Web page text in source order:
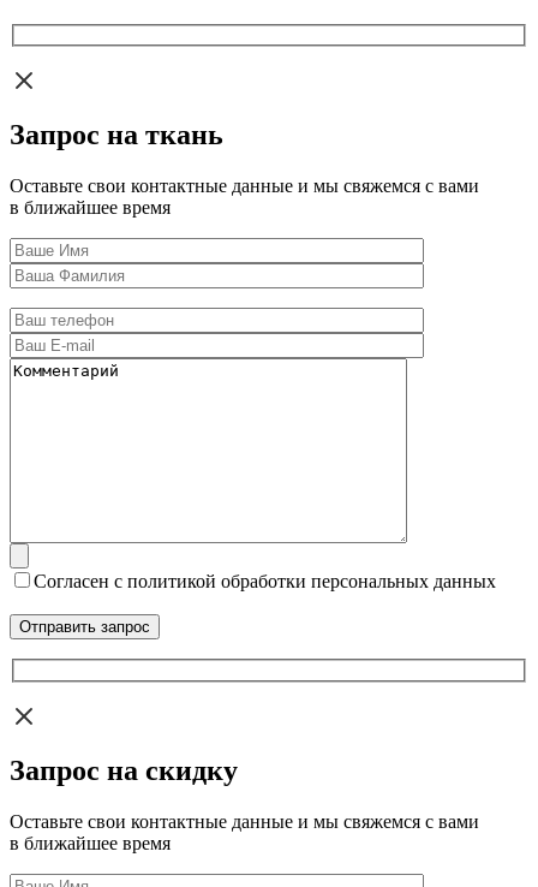
Запрос на ткань
Оставьте свои контактные данные и мы свяжемся с вами
в ближайшее время
Согласен с политикой обработки персональных данных
Запрос на скидку
Оставьте свои контактные данные и мы свяжемся с вами
в ближайшее время